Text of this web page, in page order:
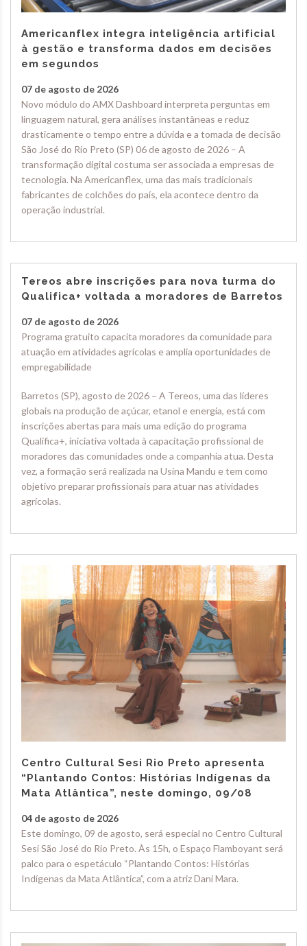
Americanflex integra inteligência artificial
à gestão e transforma dados em decisões
em segundos
07 de agosto de 2026
Novo módulo do AMX Dashboard interpreta perguntas em
linguagem natural, gera análises instantâneas e reduz
drasticamente o tempo entre a dúvida e a tomada de decisão
São José do Rio Preto (SP) 06 de agosto de 2026 – A
transformação digital costuma ser associada a empresas de
tecnologia. Na Americanflex, uma das mais tradicionais
fabricantes de colchões do país, ela acontece dentro da
operação industrial.
Tereos abre inscrições para nova turma do
Qualifica+ voltada a moradores de Barretos
07 de agosto de 2026
Programa gratuito capacita moradores da comunidade para
atuação em atividades agrícolas e amplia oportunidades de
empregabilidade
Barretos (SP), agosto de 2026 – A Tereos, uma das líderes
globais na produção de açúcar, etanol e energia, está com
inscrições abertas para mais uma edição do programa
Qualifica+, iniciativa voltada à capacitação profissional de
moradores das comunidades onde a companhia atua. Desta
vez, a formação será realizada na Usina Mandu e tem como
objetivo preparar profissionais para atuar nas atividades
agrícolas.
Centro Cultural Sesi Rio Preto apresenta
“Plantando Contos: Histórias Indígenas da
Mata Atlântica”, neste domingo, 09/08
04 de agosto de 2026
Este domingo, 09 de agosto, será especial no Centro Cultural
Sesi São José do Rio Preto. Às 15h, o Espaço Flamboyant será
palco para o espetáculo “Plantando Contos: Histórias
Indígenas da Mata Atlântica”, com a atriz Dani Mara.